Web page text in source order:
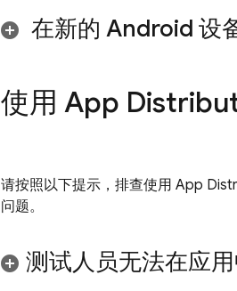
在新的 Android 设
使用 App
请按照以下提示，排查使用 App
问题。
测试人员无法在应